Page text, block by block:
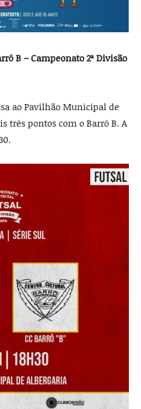
B – Campeonato 2ª Divisão
ao Pavilhão Municipal de
três pontos com o Barrô B. A